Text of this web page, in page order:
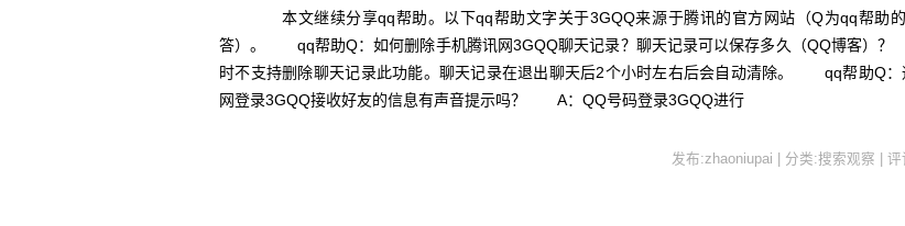
本文继续分享qq帮助。以下qq帮助文字关于3GQQ来源于腾讯的官方网站（Q为qq帮助
答）。 qq帮助Q：如何删除手机腾讯网3GQQ聊天记录？聊天记录可以保存多久（QQ博客）
时不支持删除聊天记录此功能。聊天记录在退出聊天后2个小时左右后会自动清除。 qq帮助Q：
网登录3GQQ接收好友的信息有声音提示吗？ A：QQ号码登录3GQQ进行
发布:zhaoniupai | 分类:搜索观察 |